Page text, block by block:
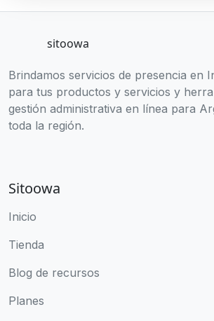
sitoowa
Brindamos servicios de presencia en
para tus productos y servicios y
gestión administrativa en línea para
toda la región.
Sitoowa
Inicio
Tienda
Blog de recursos
Planes